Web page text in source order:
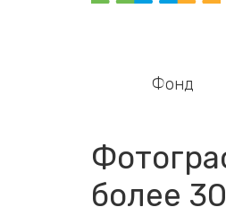
Main
Фонд
более